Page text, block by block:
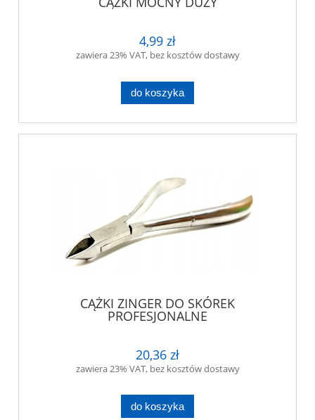
4,99 zł
zawiera 23% VAT, bez kosztów dostawy
do koszyka
CĄŻKI ZINGER DO SKÓREK
PROFESJONALNE
20,36 zł
zawiera 23% VAT, bez kosztów dostawy
do koszyka